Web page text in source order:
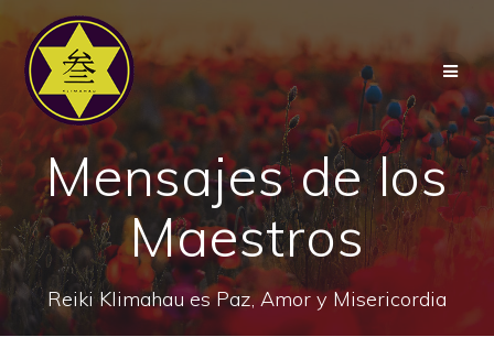
contenido
Mensajes de los
Maestros
Reiki Klimahau es Paz, Amor y Misericordia